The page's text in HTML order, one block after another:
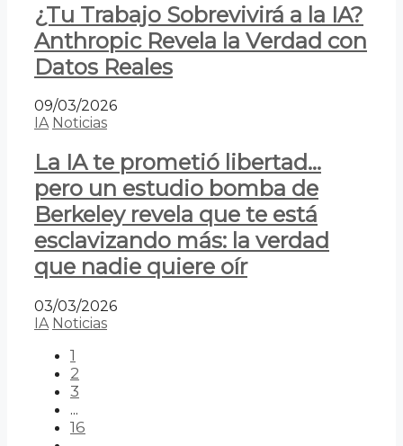
¿Tu Trabajo Sobrevivirá a la IA?
Anthropic Revela la Verdad con
Datos Reales
09/03/2026
IA Noticias
La IA te prometió libertad…
pero un estudio bomba de
Berkeley revela que te está
esclavizando más: la verdad
que nadie quiere oír
03/03/2026
IA Noticias
1
2
3
...
16